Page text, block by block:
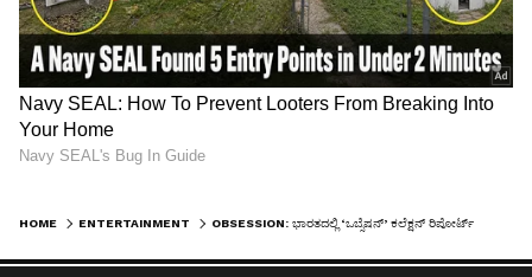
HOME ENTERTAINMENT